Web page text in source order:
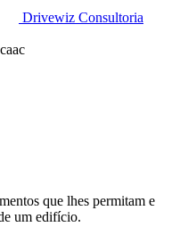
Drivewiz Consultoria
que lhes permitam e
um edifício.